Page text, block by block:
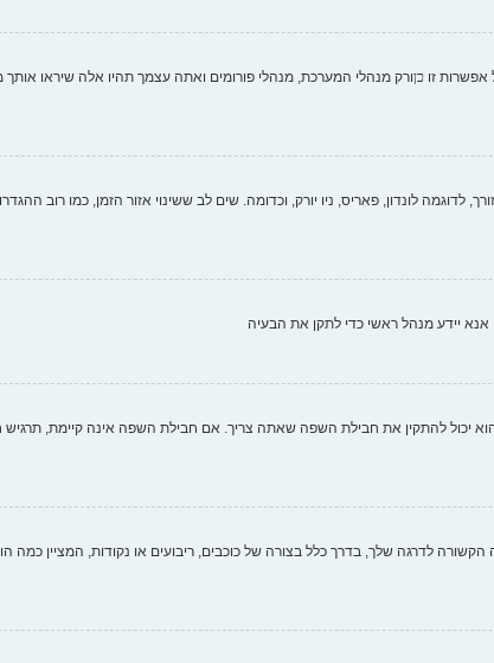
אפשרות זו כןורק מנהלי המערכת, מנהלי פורומים ואתה עצמך תהיו אלה שיראו
לונדון, פאריס, ניו יורק, וכדומה. שים לב ששינוי אזור הזמן, כמו רוב
אנא יידע מנהל ראשי כדי לתקן את הבעיה
להתקין את חבילת השפה שאתה צריך. אם חבילת השפה אינה קיימת, תרגיש
לדרגה שלך, בדרך כלל בצורה של כוכבים, ריבועים או נקודות, המציין כמה